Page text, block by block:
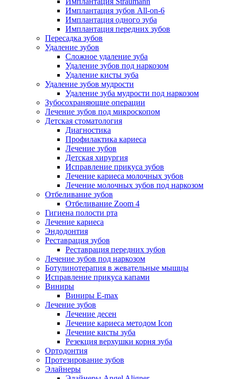
Имплантация зубов All-on-6
Имплантация одного зуба
Имплантация передних зубов
Пересадка зубов
Удаление зубов
Сложное удаление зуба
Удаление зубов под наркозом
Удаление кисты зуба
Удаление зубов мудрости
Удаление зуба мудрости под наркозом
Зубосохраняющие операции
Лечение зубов под микроскопом
Детская стоматология
Диагностика
Профилактика кариеса
Лечение зубов
Детская хирургия
Исправление прикуса зубов
Лечение кариеса молочных зубов
Лечение молочных зубов под наркозом
Отбеливание зубов
Отбеливание Zoom 4
Гигиена полости рта
Лечение кариеса
Эндодонтия
Реставрация зубов
Реставрация передних зубов
Лечение зубов под наркозом
Ботулинотерапия в жевательные мышцы
Исправление прикуса капами
Виниры
Виниры E-max
Лечение зубов
Лечение десен
Лечение кариеса методом Icon
Лечение кисты зуба
Резекция верхушки корня зуба
Ортодонтия
Протезирование зубов
Элайнеры